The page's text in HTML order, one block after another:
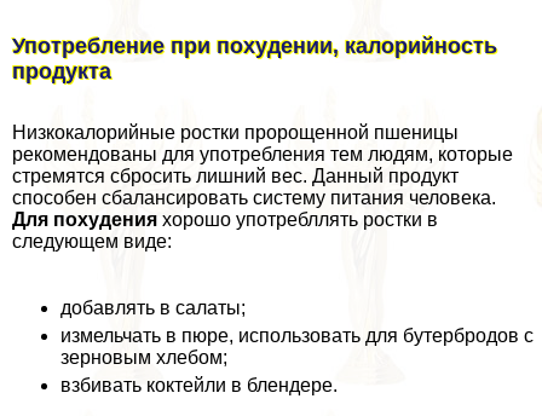
Употрeбление при похудении, калорийность
продукта
Низкокалорийные ростки пророщенной пшеницы
рекомендованы для употрeбления тем людям, которые
стремятся сбросить лишний вес. Данный продукт
способен сбалансировать систему питания человека.
Для похудения хорошо употрeбллять ростки в
следующем виде:
добавлять в салаты;
измельчать в пюре, использовать для бутербродов с
зерновым хлебом;
взбивать коктейли в блендере.